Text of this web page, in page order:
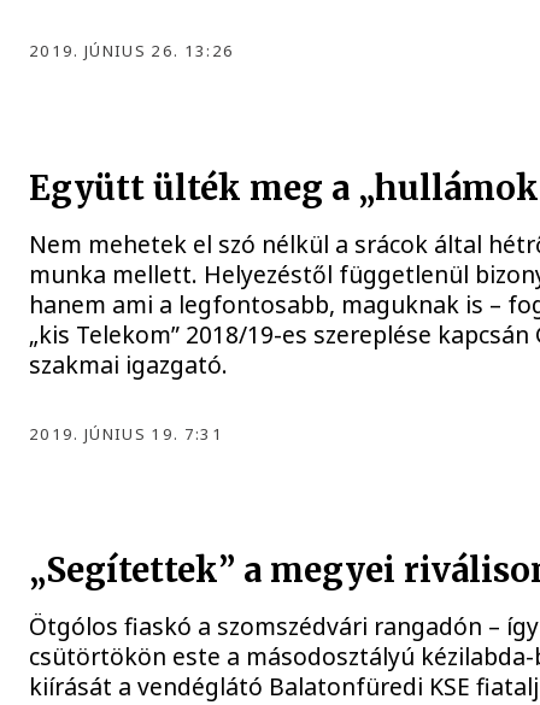
2019. JÚNIUS 26. 13:26
Együtt ülték meg a
Nem mehetek el szó nélkül a srácok által
munka mellett. Helyezéstől függetlenül
hanem ami a legfontosabb, maguknak is –
„kis Telekom” 2018/19-es szereplése
szakmai igazgató.
2019. JÚNIUS 19. 7:31
„Segítettek” a megyei
Ötgólos fiaskó a szomszédvári rangadón –
csütörtökön este a másodosztályú
kiírását a vendéglátó Balatonfüredi KSE